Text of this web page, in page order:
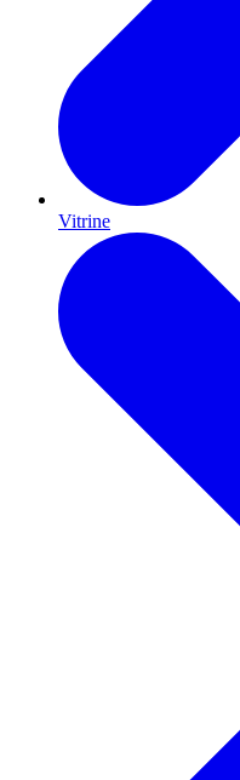
Vitrine